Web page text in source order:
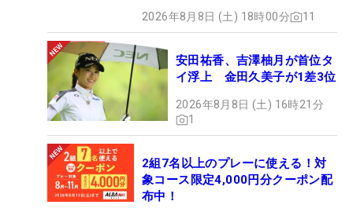
2026年8月8日 (土) 18時00分 11
安田祐香、吉澤柚月が首位タ
イ浮上 金田久美子が1差3位
2026年8月8日 (土) 16時21分
1
2組7名以上のプレーに使える！対
象コース限定4,000円分クーポン配
布中！